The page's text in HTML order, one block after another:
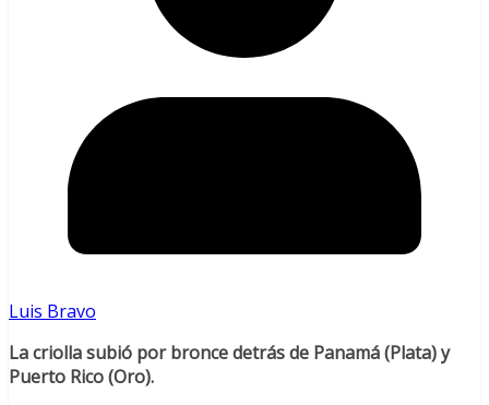
Luis Bravo
La criolla subió por bronce detrás de Panamá (Plata) y
Puerto Rico (Oro).